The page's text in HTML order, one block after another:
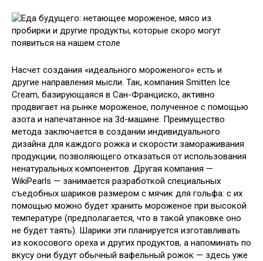
Насчет создания «идеального мороженого» есть и
другие направления мысли. Так, компания Smitten Ice
Cream, базирующаяся в Сан-Франциско, активно
продвигает на рынке мороженое, полученное с помощью
азота и напечатанное на 3d-машине. Преимущество
метода заключается в создании индивидуального
дизайна для каждого рожка и скорости замораживания
продукции, позволяющего отказаться от использования
ненатуральных компонентов. Другая компания —
WikiPearls — занимается разработкой специальных
съедобных шариков размером с мячик для гольфа: с их
помощью можно будет хранить мороженое при высокой
температуре (предполагается, что в такой упаковке оно
не будет таять). Шарики эти планируется изготавливать
из кокосового ореха и других продуктов, а напоминать по
вкусу они будут обычный вафельный рожок — здесь уже